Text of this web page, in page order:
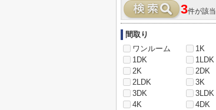
3件が該当
間取り
ワンルーム
1K
1DK
1LDK
2K
2DK
2LDK
3K
3DK
3LDK
4K
4DK